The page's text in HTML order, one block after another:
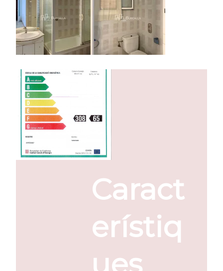
Caract
erístiq